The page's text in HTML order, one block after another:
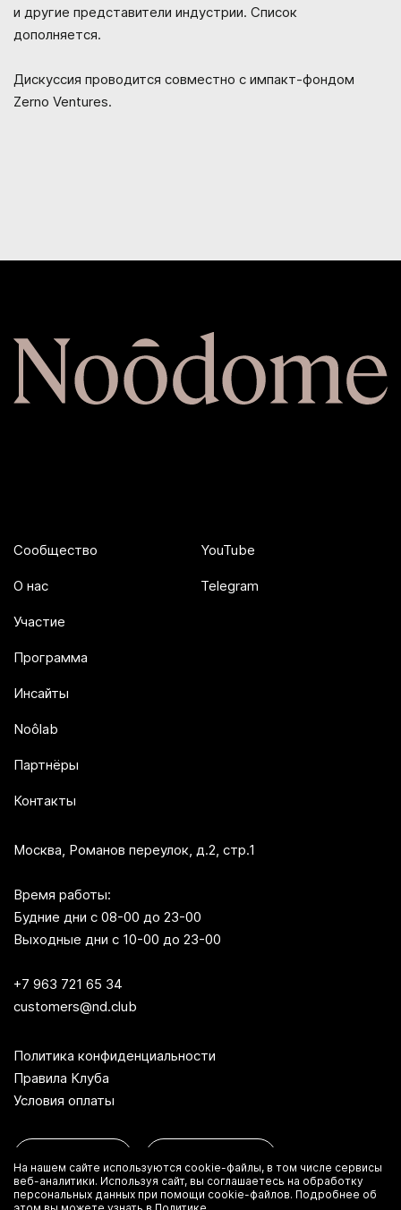
На нашем сайте используются cookie-файлы, в том числе сервисы
веб-аналитики. Используя сайт, вы соглашаетесь на обработку
персональных данных при помощи cookie-файлов. Подробнее об
и другие представители индустрии. Список
дополняется.
Дискуссия проводится совместно с импакт-фондом
Zerno Ventures.
Сообщество
О нас
Участие
Программа
Инсайты
Noôlab
Партнёры
Контакты
YouTube
Telegram
Москва, Романов переулок, д.2, стр.1
Время работы:
Будние дни с 08-00 до 23-00
Выходные дни с 10-00 до 23-00
+7 963 721 65 34
customers@nd.club
Политика конфиденциальности
Правила Клуба
Условия оплаты